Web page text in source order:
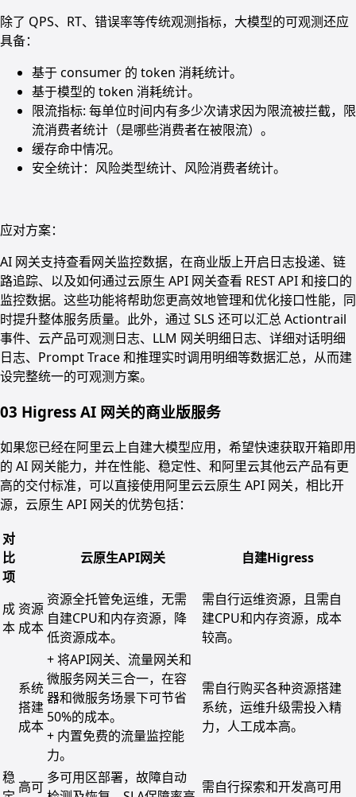
除了 QPS、RT、错误率等传统观测指标，大模型的可观测还应
具备：
基于 consumer 的 token 消耗统计。
基于模型的 token 消耗统计。
限流指标: 每单位时间内有多少次请求因为限流被拦截，限
流消费者统计（是哪些消费者在被限流）。
缓存命中情况。
安全统计：风险类型统计、风险消费者统计。
应对方案：
AI 网关支持查看网关监控数据，在商业版上开启日志投递、链
路追踪、以及如何通过云原生 API 网关查看 REST API 和接口的
监控数据。这些功能将帮助您更高效地管理和优化接口性能，同
时提升整体服务质量。此外，通过 SLS 还可以汇总 Actiontrail
事件、云产品可观测日志、LLM 网关明细日志、详细对话明细
日志、Prompt Trace 和推理实时调用明细等数据汇总，从而建
设完整统一的可观测方案。
03 Higress AI 网关的商业版服务
如果您已经在阿里云上自建大模型应用，希望快速获取开箱即用
的 AI 网关能力，并在性能、稳定性、和阿里云其他云产品有更
高的交付标准，可以直接使用阿里云云原生 API 网关，相比开
源，云原生 API 网关的优势包括：
对
比
项
云原生API网关 自建Higress
成
本
资源
成本
资源全托管免运维，无需
自建CPU和内存资源，降
低资源成本。
需自行运维资源，且需自
建CPU和内存资源，成本
较高。
系统
搭建
成本
+ 将API网关、流量网关和
微服务网关三合一，在容
器和微服务场景下可节省
50%的成本。
+ 内置免费的流量监控能
力。
需自行购买各种资源搭建
系统，运维升级需投入精
力，人工成本高。
稳
高可
多可用区部署，故障自动
需自行探索和开发高可用